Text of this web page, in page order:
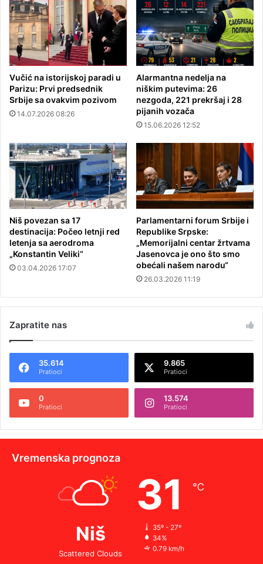
Vučić na istorijskoj paradi u
Parizu: Prvi predsednik
Srbije sa ovakvim pozivom
14.07.2026 08:26
Alarmantna nedelja na
niškim putevima: 26
nezgoda, 221 prekršaj i 28
pijanih vozača
15.06.2026 12:52
Niš povezan sa 17
destinacija: Počeo letnji red
letenja sa aerodroma
„Konstantin Veliki“
03.04.2026 17:07
Parlamentarni forum Srbije i
Republike Srpske:
„Memorijalni centar žrtvama
Jasenovca je ono što smo
obećali našem narodu“
26.03.2026 11:19
Zapratite nas
35.614
Pratioci
9.865
Pratioci
0
Pratioci
13.574
Pratioci
Vremenska prognoza
Niš
Scattered Clouds
31 ℃
35º - 27º
34%
0.79 km/h